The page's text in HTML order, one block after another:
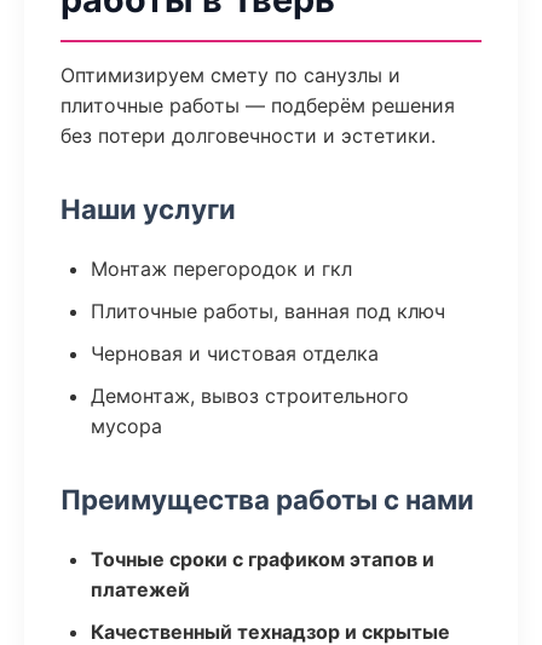
Оптимизируем смету по санузлы и
плиточные работы — подберём решения
без потери долговечности и эстетики.
Наши услуги
Монтаж перегородок и гкл
Плиточные работы, ванная под ключ
Черновая и чистовая отделка
Демонтаж, вывоз строительного
мусора
Преимущества работы с нами
Точные сроки с графиком этапов и
платежей
Качественный технадзор и скрытые